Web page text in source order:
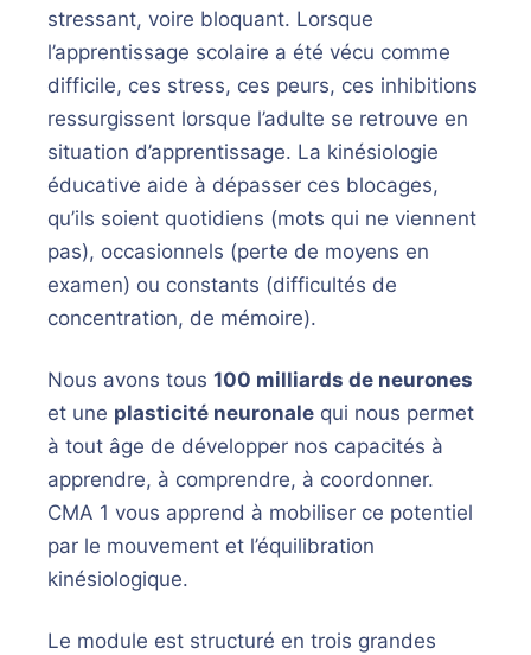
stressant, voire bloquant. Lorsque
l’apprentissage scolaire a été vécu comme
difficile, ces stress, ces peurs, ces inhibitions
ressurgissent lorsque l’adulte se retrouve en
situation d’apprentissage. La kinésiologie
éducative aide à dépasser ces blocages,
qu’ils soient quotidiens (mots qui ne viennent
pas), occasionnels (perte de moyens en
examen) ou constants (difficultés de
concentration, de mémoire).
Nous avons tous 100 milliards de neurones
et une plasticité neuronale qui nous permet
à tout âge de développer nos capacités à
apprendre, à comprendre, à coordonner.
CMA 1 vous apprend à mobiliser ce potentiel
par le mouvement et l’équilibration
kinésiologique.
Le module est structuré en trois grandes